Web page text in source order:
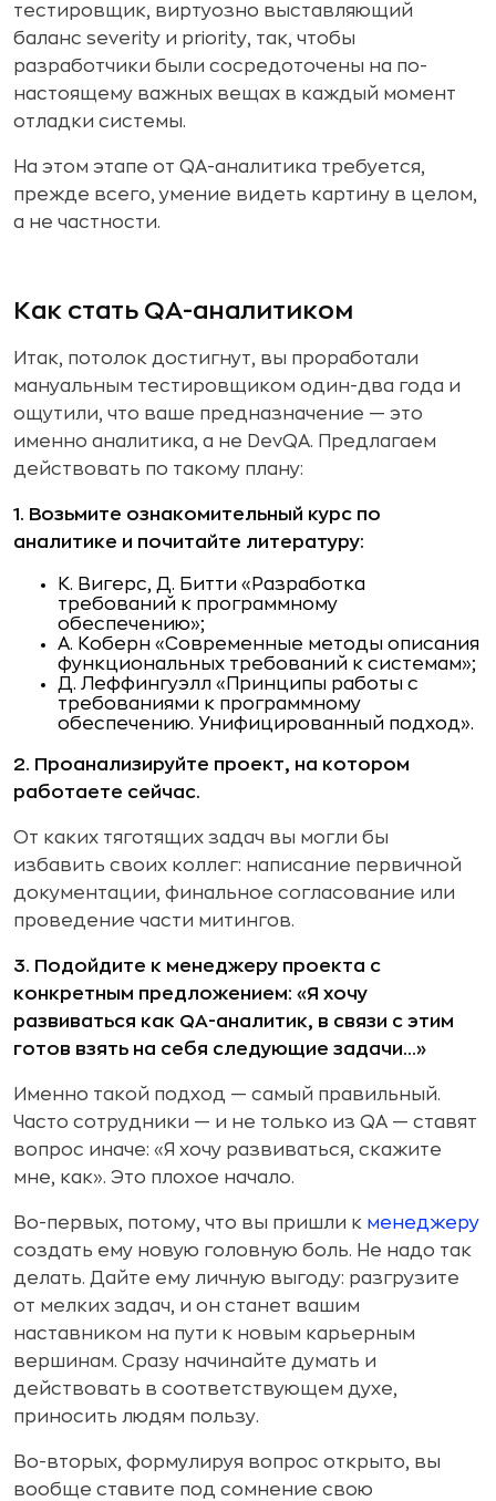
тестировщик, виртуозно выставляющий
баланс severity и priority, так, чтобы
разработчики были сосредоточены на по-
настоящему важных вещах в каждый момент
отладки системы.
На этом этапе от QA-аналитика требуется,
прежде всего, умение видеть картину в целом,
а не частности.
Как стать QA-аналитиком
Итак, потолок достигнут, вы проработали
мануальным тестировщиком один-два года и
ощутили, что ваше предназначение — это
именно аналитика, а не DevQA. Предлагаем
действовать по такому плану:
1. Возьмите ознакомительный курс по
аналитике и почитайте литературу:
К. Вигерс, Д. Битти «Разработка
требований к программному
обеспечению»;
А. Коберн «Современные методы описания
функциональных требований к системам»;
Д. Леффингуэлл «Принципы работы с
требованиями к программному
обеспечению. Унифицированный подход».
2. Проанализируйте проект, на котором
работаете сейчас.
От каких тяготящих задач вы могли бы
избавить своих коллег: написание первичной
документации, финальное согласование или
проведение части митингов.
3. Подойдите к менеджеру проекта с
конкретным предложением: «Я хочу
развиваться как QA-аналитик, в связи с этим
готов взять на себя следующие задачи...»
Именно такой подход — самый правильный.
Часто сотрудники — и не только из QA — ставят
вопрос иначе: «Я хочу развиваться, скажите
мне, как». Это плохое начало.
Во-первых, потому, что вы пришли к менеджеру
создать ему новую головную боль. Не надо так
делать. Дайте ему личную выгоду: разгрузите
от мелких задач, и он станет вашим
наставником на пути к новым карьерным
вершинам. Сразу начинайте думать и
действовать в соответствующем духе,
приносить людям пользу.
Во-вторых, формулируя вопрос открыто, вы
вообще ставите под сомнение свою